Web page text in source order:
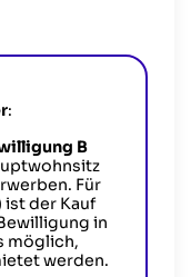
:
B
Für
ist der Kauf
in
möglich,
werden.